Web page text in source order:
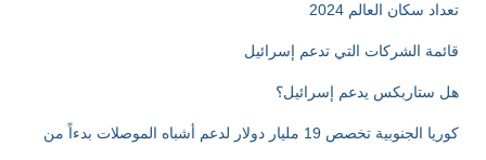
تعداد سكان العالم 2024
قائمة الشركات التي تدعم إسرائيل
هل ستاربكس يدعم إسرائيل؟
كوريا الجنوبية تخصص 19 مليار دولار لدعم أشباه الموصلات بدءاً من